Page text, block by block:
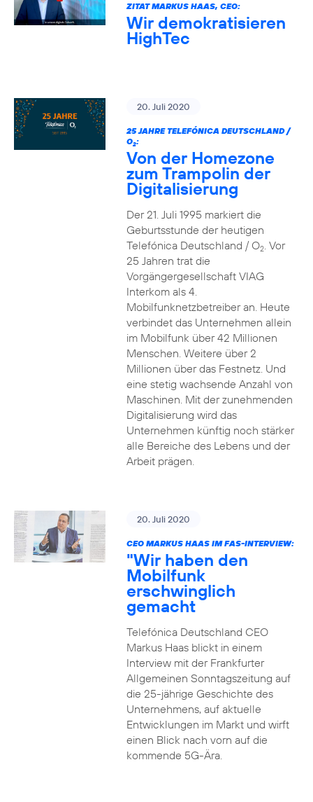
ZITAT MARKUS HAAS, CEO:
Wir demokratisieren
HighTec
20. Juli 2020
25 JAHRE TELEFÓNICA DEUTSCHLAND /
O2:
Von der Homezone
zum Trampolin der
Digitalisierung
Der 21. Juli 1995 markiert die
Geburtsstunde der heutigen
Telefónica Deutschland / O2. Vor
25 Jahren trat die
Vorgängergesellschaft VIAG
Interkom als 4.
Mobilfunknetzbetreiber an. Heute
verbindet das Unternehmen allein
im Mobilfunk über 42 Millionen
Menschen. Weitere über 2
Millionen über das Festnetz. Und
eine stetig wachsende Anzahl von
Maschinen. Mit der zunehmenden
Digitalisierung wird das
Unternehmen künftig noch stärker
alle Bereiche des Lebens und der
Arbeit prägen.
20. Juli 2020
CEO MARKUS HAAS IM FAS-INTERVIEW:
"Wir haben den
Mobilfunk
erschwinglich
gemacht
Telefónica Deutschland CEO
Markus Haas blickt in einem
Interview mit der Frankfurter
Allgemeinen Sonntagszeitung auf
die 25-jährige Geschichte des
Unternehmens, auf aktuelle
Entwicklungen im Markt und wirft
einen Blick nach vorn auf die
kommende 5G-Ära.